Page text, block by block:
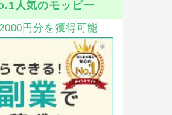
人気のモッピー
円分を獲得可能